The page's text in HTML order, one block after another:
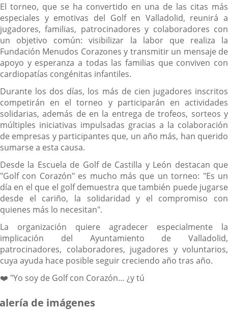
El torneo, que se ha convertido en una de las citas más
especiales y emotivas del Golf en Valladolid, reunirá a
jugadores, familias, patrocinadores y colaboradores con
un objetivo común: visibilizar la labor que realiza la
Fundación Menudos Corazones y transmitir un mensaje de
apoyo y esperanza a todas las familias que conviven con
cardiopatías congénitas infantiles.
Durante los dos días, los más de cien jugadores inscritos
competirán en el torneo y participarán en actividades
solidarias, además de en la entrega de trofeos, sorteos y
múltiples iniciativas impulsadas gracias a la colaboración
de empresas y participantes que, un año más, han querido
sumarse a esta causa.
Desde la Escuela de Golf de Castilla y León destacan que
"Golf con Corazón" es mucho más que un torneo: "Es un
día en el que el golf demuestra que también puede jugarse
desde el cariño, la solidaridad y el compromiso con
quienes más lo necesitan".
La organización quiere agradecer especialmente la
implicación del Ayuntamiento de Valladolid,
patrocinadores, colaboradores, jugadores y voluntarios,
cuya ayuda hace posible seguir creciendo año tras año.
❤️ "Yo soy de Golf con Corazón… ¿y tú
de imágenes